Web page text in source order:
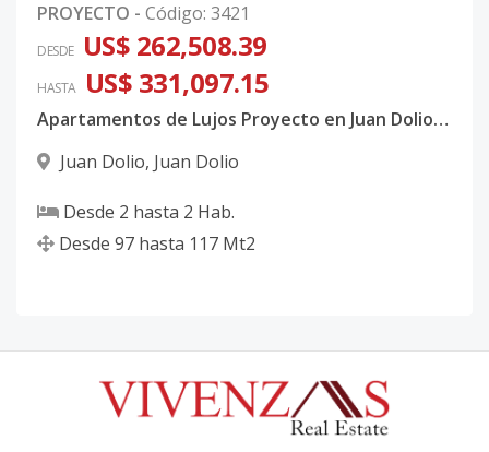
PROYECTO - Código: 3421
DESDE US$ 262,508.39
HASTA US$ 331,097.15
Apartamentos de Lujos Proyecto en Juan Dolio San Pedro de Macoris
Juan Dolio, Juan Dolio
Desde 2 hasta 2 Hab.
Desde 97 hasta 117 Mt2